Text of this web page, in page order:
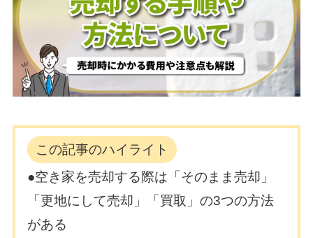
この記事のハイライト
●空き家を売却する際は「そのまま売却」
「更地にして売却」「買取」の3つの方法
がある